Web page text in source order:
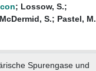
; Lossow, S.;
McDermid, S.; Pastel, M.
Spurengase und